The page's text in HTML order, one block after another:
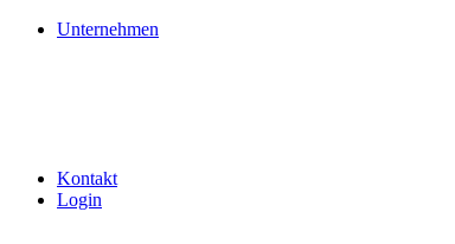
Unternehmen
Kontakt
Login